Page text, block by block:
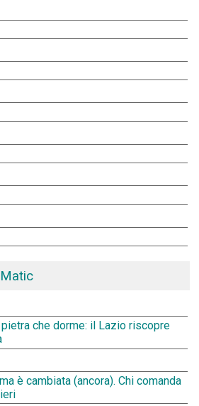
che dorme: il Lazio riscopre
è cambiata (ancora). Chi comanda